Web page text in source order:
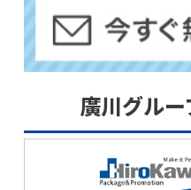
廣川グル